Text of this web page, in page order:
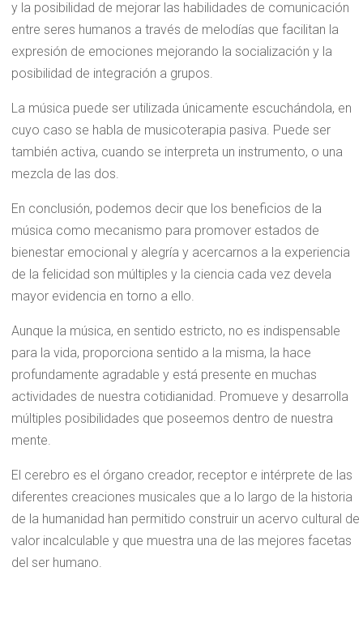
y la posibilidad de mejorar las habilidades de comunicación
entre seres humanos a través de melodías que facilitan la
expresión de emociones mejorando la socialización y la
posibilidad de integración a grupos.
La música puede ser utilizada únicamente escuchándola, en
cuyo caso se habla de musicoterapia pasiva. Puede ser
también activa, cuando se interpreta un instrumento, o una
mezcla de las dos.
En conclusión, podemos decir que los beneficios de la
música como mecanismo para promover estados de
bienestar emocional y alegría y acercarnos a la experiencia
de la felicidad son múltiples y la ciencia cada vez devela
mayor evidencia en torno a ello.
Aunque la música, en sentido estricto, no es indispensable
para la vida, proporciona sentido a la misma, la hace
profundamente agradable y está presente en muchas
actividades de nuestra cotidianidad. Promueve y desarrolla
múltiples posibilidades que poseemos dentro de nuestra
mente.
El cerebro es el órgano creador, receptor e intérprete de las
diferentes creaciones musicales que a lo largo de la historia
de la humanidad han permitido construir un acervo cultural de
valor incalculable y que muestra una de las mejores facetas
del ser humano.